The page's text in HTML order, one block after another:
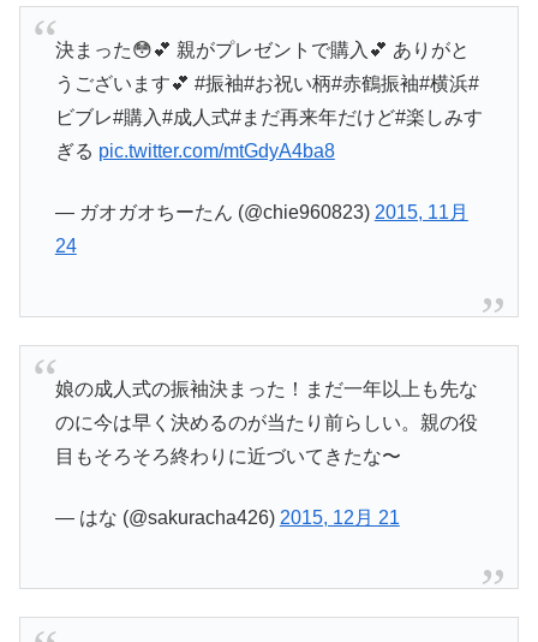
決まった😳💕 親がプレゼントで購入💕 ありがと
うございます💕 #振袖#お祝い柄#赤鶴振袖#横浜#
ビブレ#購入#成人式#まだ再来年だけど#楽しみす
ぎる pic.twitter.com/mtGdyA4ba8
— ガオガオちーたん (@chie960823) 2015, 11月
24
娘の成人式の振袖決まった！まだ一年以上も先な
のに今は早く決めるのが当たり前らしい。親の役
目もそろそろ終わりに近づいてきたな〜
— はな (@sakuracha426) 2015, 12月 21